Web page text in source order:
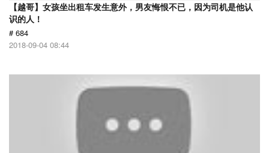
【越哥】女孩坐出租车发生意外，男友悔恨不已，因为司机是他认
识的人！
# 684
2018-09-04 08:44